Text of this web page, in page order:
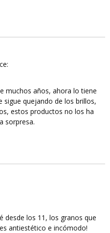
muchos años, ahora lo tiene
quejando de los brillos,
estos productos no los ha
sorpresa.
desde los 11, los granos que
antiestético e incómodo!